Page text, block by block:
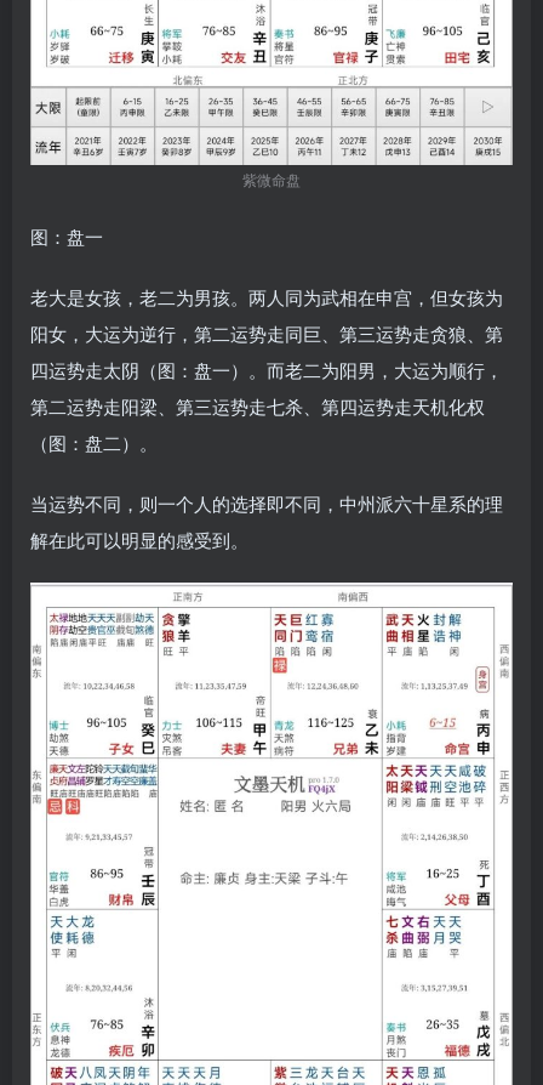
紫微命盘
图：盘一
老大是女孩，老二为男孩。两人同为武相在申宫，但女孩为
阳女，大运为逆行，第二运势走同巨、第三运势走贪狼、第
四运势走太阴（图：盘一）。而老二为阳男，大运为顺行，
第二运势走阳梁、第三运势走七杀、第四运势走天机化权
（图：盘二）。
当运势不同，则一个人的选择即不同，中州派六十星系的理
解在此可以明显的感受到。